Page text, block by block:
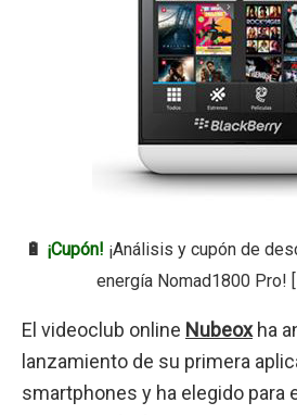
🔋 ¡Cupón! ¡Análisis y cupón de
energía Nomad1800 Pro! [
El videoclub online Nubeoxha
lanzamiento de su primera
smartphones y ha elegido para